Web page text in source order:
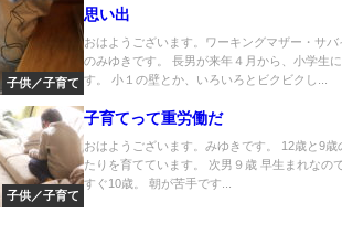
子供／子育て
思い出
おはようございます。ワーキングマザー・サバ
のみゆきです。 長男が来年４月から、小学生
す。 小１の壁とか、いろいろとビクビクし...
子供／子育て
子育てって重労働だ
おはようございます。みゆきです。 12歳と9歳
たりを育てています。 次男９歳 早生まれなの
すぐ10歳。 朝が苦手です...